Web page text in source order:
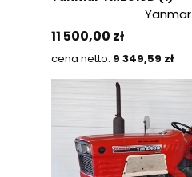
Yanmar
Preis
11 500,00 zł
Preis
9 349,59 zł